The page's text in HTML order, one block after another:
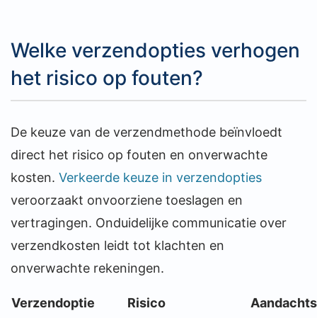
Welke verzendopties verhogen
het risico op fouten?
De keuze van de verzendmethode beïnvloedt
direct het risico op fouten en onverwachte
kosten. Verkeerde keuze in verzendopties
veroorzaakt onvoorziene toeslagen en
vertragingen. Onduidelijke communicatie over
verzendkosten leidt tot klachten en
onverwachte rekeningen.
Verzendoptie Risico